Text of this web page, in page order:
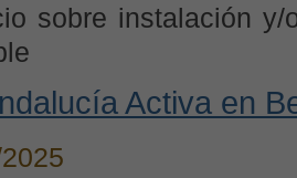
sobre instalación
Activa en